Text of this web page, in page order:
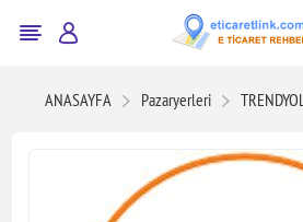
ANASAYFA Pazaryerleri TRENDYOL